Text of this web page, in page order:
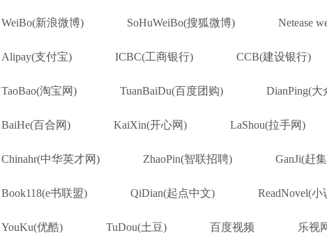
WeiBo(新浪微博) SoHuWeiBo(搜狐微博) Netease
Alipay(支付宝) ICBC(工商银行) CCB(建设银行)
TaoBao(淘宝网) TuanBaiDu(百度团购) DianPing(
BaiHe(百合网) KaiXin(开心网) LaShou(拉手网)
Chinahr(中华英才网) ZhaoPin(智联招聘) GanJi(赶
Book118(e书联盟) QiDian(起点中文) ReadNovel(
YouKu(优酷) TuDou(土豆) 百度视频 乐视